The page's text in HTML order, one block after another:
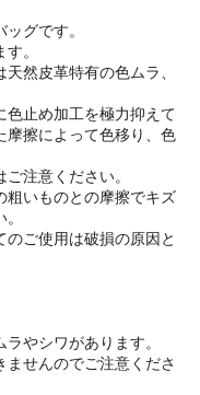
グです。
。
然皮革特有の色ムラ、
色止め加工を極力抑えて
摩擦によって色移り、色
注意ください。
粗いものとの摩擦でキズ
ご使用は破損の原因と
やシワがあります。
せんのでご注意くださ